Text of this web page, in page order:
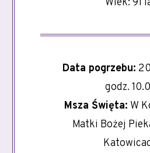
Data pogrzebu:
godz.
Msza Święta: W
Matki Bożej